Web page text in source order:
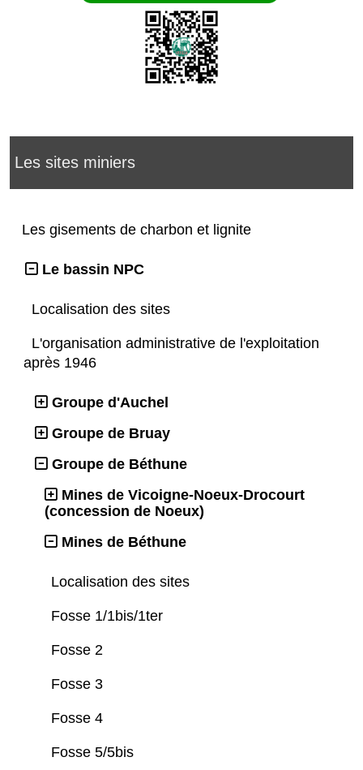
Les sites miniers
Les gisements de charbon et lignite
Le bassin NPC
Localisation des sites
L'organisation administrative de l'exploitation
après 1946
Groupe d'Auchel
Groupe de Bruay
Groupe de Béthune
Mines de Vicoigne-Noeux-Drocourt
(concession de Noeux)
Mines de Béthune
Localisation des sites
Fosse 1/1bis/1ter
Fosse 2
Fosse 3
Fosse 4
Fosse 5/5bis